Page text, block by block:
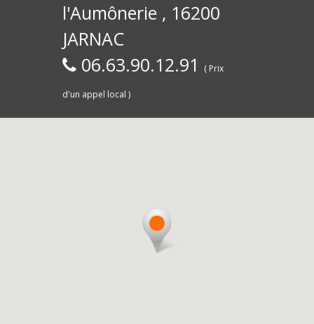
Commerce,
Saintes
l'Aumônerie , 16200
JARNAC
06.63.90.12.91
( Prix
d'un appel local )